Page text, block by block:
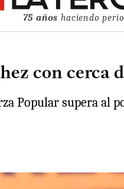
75 años haciendo
con cerca
Popular supera